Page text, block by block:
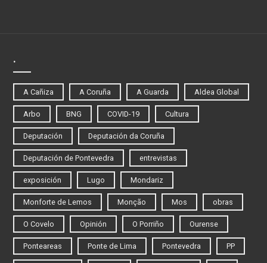
.
A Cañiza A Coruña A Guarda Aldea Global
Arbo BNG COVID-19 Cultura
Deputación Deputación da Coruña
Deputación de Pontevedra entrevistas
exposición Lugo Mondariz
Monforte de Lemos Monção Mos obras
O Covelo Opinión O Porriño Ourense
Ponteareas Ponte de Lima Pontevedra PP